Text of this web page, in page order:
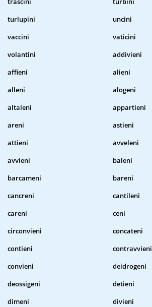
turlupini
uncini
vaccini
vaticini
volantini
addivieni
affieni
alieni
alleni
alogeni
altaleni
appartieni
areni
astieni
attieni
avveleni
avvieni
baleni
barcameni
bareni
cancreni
cantileni
careni
ceni
circonvieni
concateni
contieni
contravvieni
convieni
deidrogeni
deossigeni
detieni
dimeni
divieni